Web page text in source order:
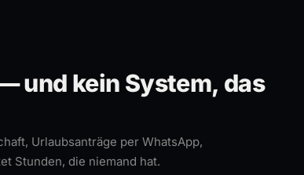
und kein System, das
Urlaubsanträge per WhatsApp,
Stunden, die niemand hat.